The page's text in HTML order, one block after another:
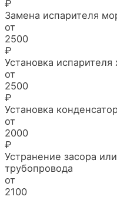
₽
Замена испарителя
от
2500
₽
Установка
от
2500
₽
Установка
от
2000
₽
Устранение засора
трубопровода
от
2100